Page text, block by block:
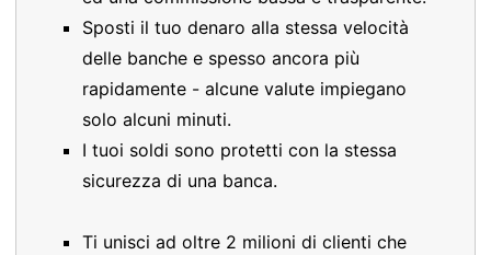
Sposti il tuo denaro alla stessa velocità
delle banche e spesso ancora più
rapidamente - alcune valute impiegano
solo alcuni minuti.
I tuoi soldi sono protetti con la stessa
sicurezza di una banca.
Ti unisci ad oltre 2 milioni di clienti che